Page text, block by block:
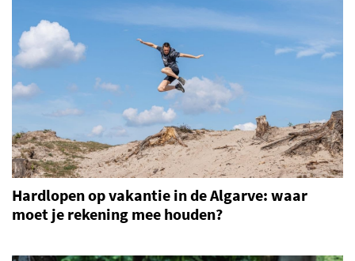
Hardlopen op vakantie in de Algarve: waar
moet je rekening mee houden?